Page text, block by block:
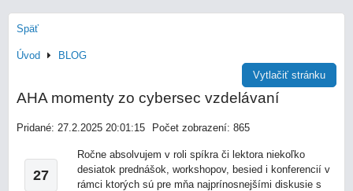
Späť
Úvod
BLOG
Vytlačiť stránku
AHA momenty zo cybersec vzdelávaní
Pridané: 27.2.2025 20:01:15 Počet zobrazení: 865
27
Ročne absolvujem v roli spíkra či lektora niekoľko
desiatok prednášok, workshopov, besied i konferencií v
rámci ktorých sú pre mňa najprínosnejšími diskusie s